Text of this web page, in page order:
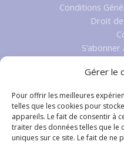
Gérer le
Pour offrir les meilleures
telles que les cookies pour
appareils. Le fait de consentir à
traiter des données telles que le
uniques sur ce site. Le fait de ne
Conditions
Droit